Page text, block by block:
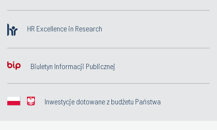
HR Excellence in Research
Biuletyn Informacji Publicznej
Inwestycje dotowane z budżetu Państwa